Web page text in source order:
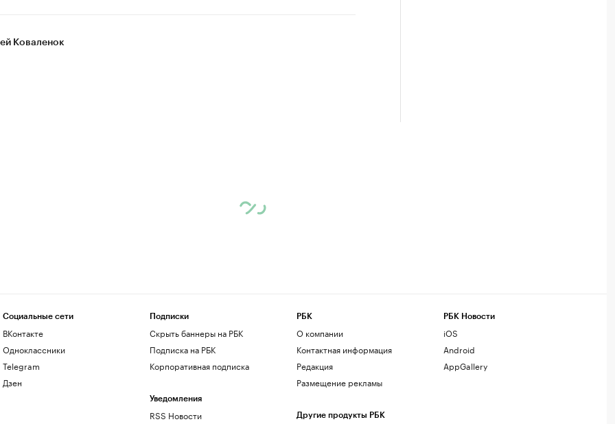
Коваленок
Социальные сети
ВКонтакте
Одноклассники
Telegram
Дзен
Подписки
Скрыть баннеры на РБК
Подписка на РБК
Корпоративная подписка
Уведомления
RSS Новости
РБК
О компании
Контактная информация
Редакция
Размещение рекламы
Другие продукты РБК
РБК Новости
iOS
Android
AppGallery